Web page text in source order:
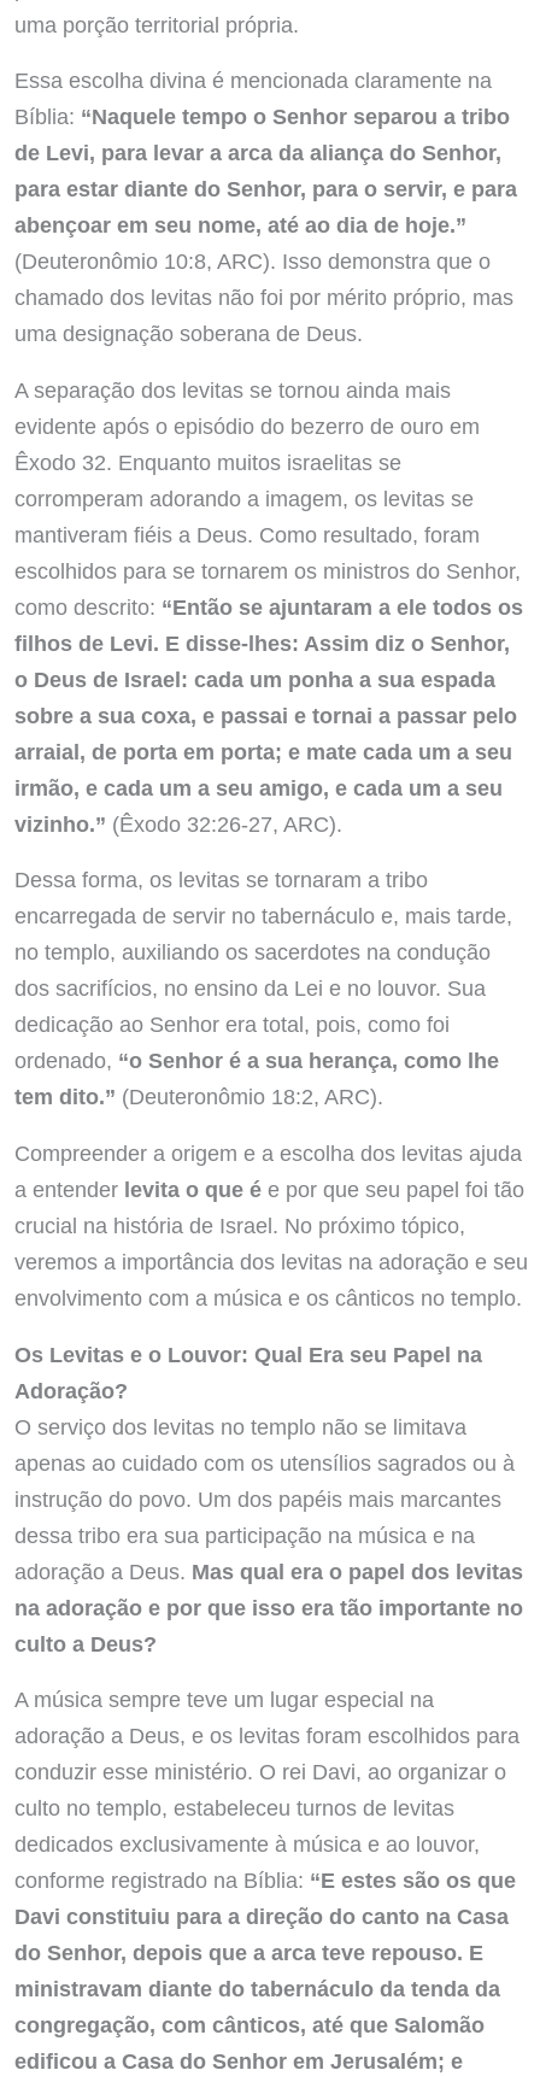
uma porção territorial própria.
Essa escolha divina é mencionada claramente na
Bíblia: “Naquele tempo o Senhor separou a tribo
de Levi, para levar a arca da aliança do Senhor,
para estar diante do Senhor, para o servir, e para
abençoar em seu nome, até ao dia de hoje.”
(Deuteronômio 10:8, ARC). Isso demonstra que o
chamado dos levitas não foi por mérito próprio, mas
uma designação soberana de Deus.
A separação dos levitas se tornou ainda mais
evidente após o episódio do bezerro de ouro em
Êxodo 32. Enquanto muitos israelitas se
corromperam adorando a imagem, os levitas se
mantiveram fiéis a Deus. Como resultado, foram
escolhidos para se tornarem os ministros do Senhor,
como descrito: “Então se ajuntaram a ele todos os
filhos de Levi. E disse-lhes: Assim diz o Senhor,
o Deus de Israel: cada um ponha a sua espada
sobre a sua coxa, e passai e tornai a passar pelo
arraial, de porta em porta; e mate cada um a seu
irmão, e cada um a seu amigo, e cada um a seu
vizinho.” (Êxodo 32:26-27, ARC).
Dessa forma, os levitas se tornaram a tribo
encarregada de servir no tabernáculo e, mais tarde,
no templo, auxiliando os sacerdotes na condução
dos sacrifícios, no ensino da Lei e no louvor. Sua
dedicação ao Senhor era total, pois, como foi
ordenado, “o Senhor é a sua herança, como lhe
tem dito.” (Deuteronômio 18:2, ARC).
Compreender a origem e a escolha dos levitas ajuda
a entender levita o que ée por que seu papel foi tão
crucial na história de Israel. No próximo tópico,
veremos a importância dos levitas na adoração e seu
envolvimento com a música e os cânticos no templo.
Os Levitas e o Louvor: Qual Era seu Papel na
Adoração?
O serviço dos levitas no templo não se limitava
apenas ao cuidado com os utensílios sagrados ou à
instrução do povo. Um dos papéis mais marcantes
dessa tribo era sua participação na música e na
adoração a Deus. Mas qual era o papel dos levitas
na adoração e por que isso era tão importante no
culto a Deus?
A música sempre teve um lugar especial na
adoração a Deus, e os levitas foram escolhidos para
conduzir esse ministério. O rei Davi, ao organizar o
culto no templo, estabeleceu turnos de levitas
dedicados exclusivamente à música e ao louvor,
conforme registrado na Bíblia: “E estes são os que
Davi constituiu para a direção do canto na Casa
do Senhor, depois que a arca teve repouso. E
ministravam diante do tabernáculo da tenda da
congregação, com cânticos, até que Salomão
edificou a Casa do Senhor em Jerusalém; e